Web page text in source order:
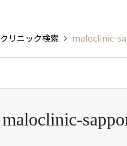
クリニック検索 maloclinic-
maloclinic-